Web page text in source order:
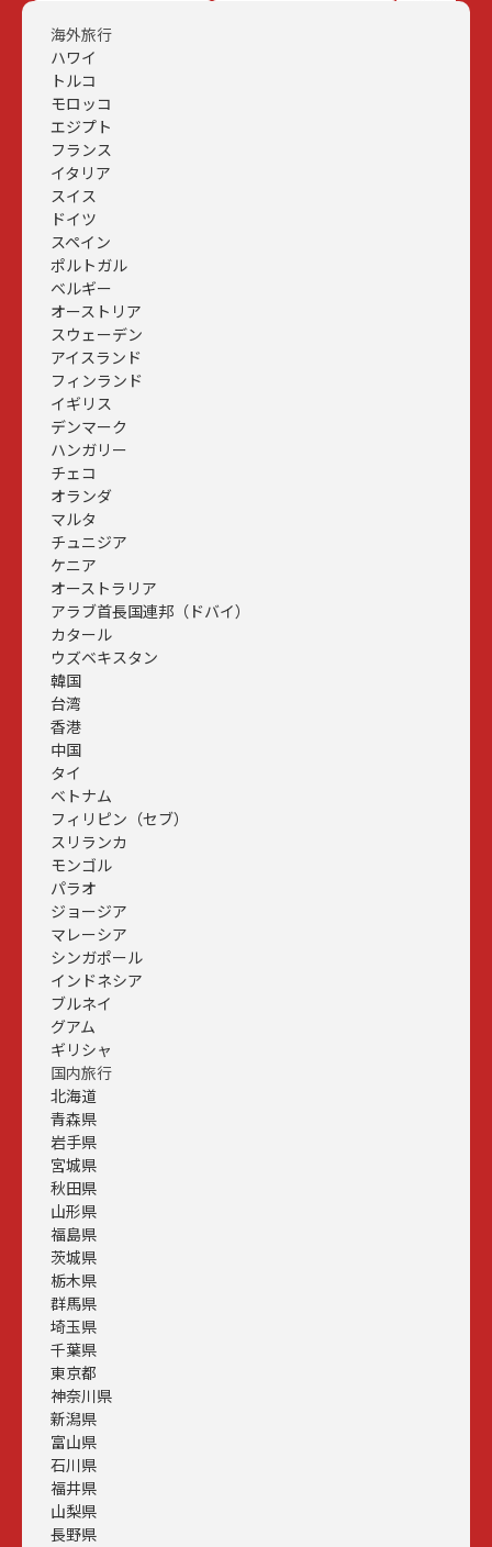
海外旅行
ハワイ
トルコ
モロッコ
エジプト
フランス
イタリア
スイス
ドイツ
スペイン
ポルトガル
ベルギー
オーストリア
スウェーデン
アイスランド
フィンランド
イギリス
デンマーク
ハンガリー
チェコ
オランダ
マルタ
チュニジア
ケニア
オーストラリア
アラブ首長国連邦（ドバイ）
カタール
ウズベキスタン
韓国
台湾
香港
中国
タイ
ベトナム
フィリピン（セブ）
スリランカ
モンゴル
パラオ
ジョージア
マレーシア
シンガポール
インドネシア
ブルネイ
グアム
ギリシャ
国内旅行
北海道
青森県
岩手県
宮城県
秋田県
山形県
福島県
茨城県
栃木県
群馬県
埼玉県
千葉県
東京都
神奈川県
新潟県
富山県
石川県
福井県
山梨県
長野県